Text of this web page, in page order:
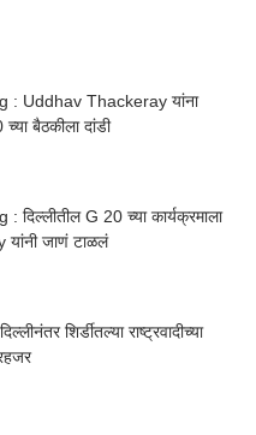
: Uddhav Thackeray यांना
बैठकीला दांडी
G 20 च्या कार्यक्रमाला
जाणं टाळलं
शिर्डीतल्या राष्ट्रवादीच्या